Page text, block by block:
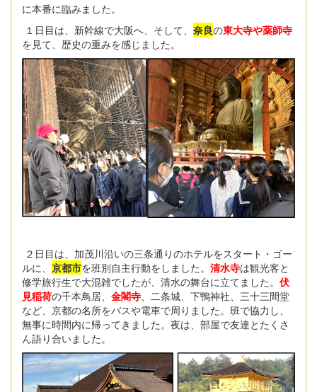
に本番に臨みました。
１日目は、新幹線で大阪へ、そして、 奈良の東大寺や薬師寺
を見て、歴史の重みを感じました。
２日目は、加茂川沿いの三条通りのホテルをスタート・ゴー
ルに、 京都市を班別自主行動をしました。 清水寺は観光客と
修学旅行生で大混雑でしたが、清水の舞台に立てました。 伏
見稲荷の千本鳥居、 金閣寺、二条城、下鴨神社、三十三間堂
など、京都の名所をバスや電車で周りました。班で協力し、
無事に時間内に帰ってきました。夜は、部屋で友達とたくさ
ん語り合いました。